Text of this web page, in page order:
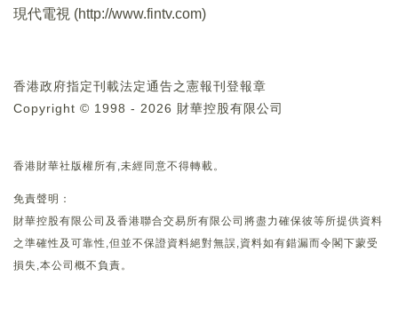
現代電視 (http://www.fintv.com)
香港政府指定刊載法定通告之憲報刊登報章
Copyright © 1998 - 2026 財華控股有限公司
香港財華社版權所有,未經同意不得轉載。
免責聲明：
財華控股有限公司及香港聯合交易所有限公司將盡力確保彼等所提供資料
之準確性及可靠性,但並不保證資料絕對無誤,資料如有錯漏而令閣下蒙受
損失,本公司概不負責。